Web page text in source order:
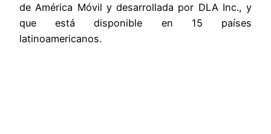
de América Móvil y desarrollada por DLA Inc., y
que está disponible en 15 países
latinoamericanos.